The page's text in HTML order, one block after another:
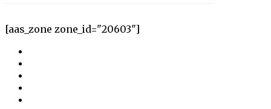
[aas_zone zone_id="20603"]